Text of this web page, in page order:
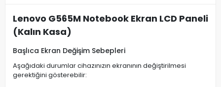
Lenovo G565M Notebook Ekran LCD Paneli
(Kalın Kasa)
Başlıca Ekran Değişim Sebepleri
Aşağıdaki durumlar cihazınızın ekranının değiştirilmesi
gerektiğini gösterebilir: